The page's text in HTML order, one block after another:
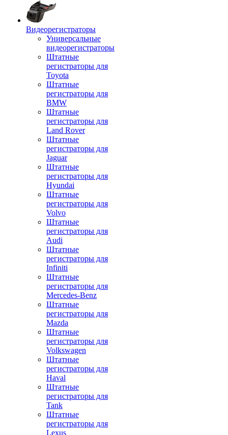
Видеорегистраторы
Универсальные
видеорегистраторы
Штатные
регистраторы для
Toyota
Штатные
регистраторы для
BMW
Штатные
регистраторы для
Land Rover
Штатные
регистраторы для
Jaguar
Штатные
регистраторы для
Hyundai
Штатные
регистраторы для
Volvo
Штатные
регистраторы для
Audi
Штатные
регистраторы для
Infiniti
Штатные
регистраторы для
Mercedes-Benz
Штатные
регистраторы для
Mazda
Штатные
регистраторы для
Volkswagen
Штатные
регистраторы для
Haval
Штатные
регистраторы для
Tank
Штатные
регистраторы для
Lexus